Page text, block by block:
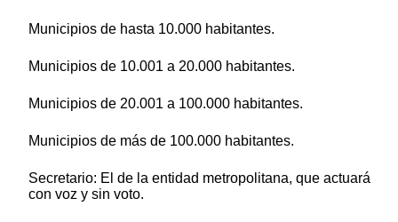
Municipios de hasta 10.000 habitantes.
Municipios de 10.001 a 20.000 habitantes.
Municipios de 20.001 a 100.000 habitantes.
Municipios de más de 100.000 habitantes.
Secretario: El de la entidad metropolitana, que actuará
con voz y sin voto.